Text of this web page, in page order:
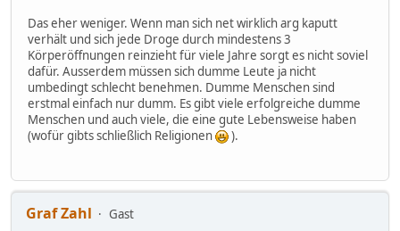
Das eher weniger. Wenn man sich net wirklich arg kaputt
verhält und sich jede Droge durch mindestens 3
Körperöffnungen reinzieht für viele Jahre sorgt es nicht soviel
dafür. Ausserdem müssen sich dumme Leute ja nicht
umbedingt schlecht benehmen. Dumme Menschen sind
erstmal einfach nur dumm. Es gibt viele erfolgreiche dumme
Menschen und auch viele, die eine gute Lebensweise haben
(wofür gibts schließlich Religionen
).
Graf Zahl Gast